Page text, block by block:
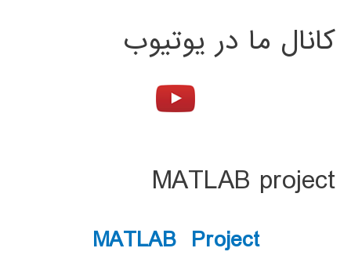
کانال ما در یوتیوب
MATLAB project
MATLAB Project